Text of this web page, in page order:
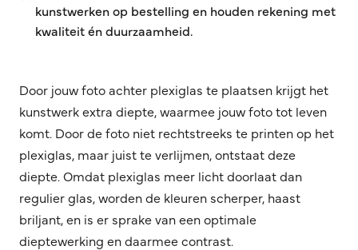
kunstwerken op bestelling en houden rekening met
kwaliteit én duurzaamheid.
Door jouw foto achter plexiglas te plaatsen krijgt het
kunstwerk extra diepte, waarmee jouw foto tot leven
komt. Door de foto niet rechtstreeks te printen op het
plexiglas, maar juist te verlijmen, ontstaat deze
diepte. Omdat plexiglas meer licht doorlaat dan
regulier glas, worden de kleuren scherper, haast
briljant, en is er sprake van een optimale
dieptewerking en daarmee contrast.